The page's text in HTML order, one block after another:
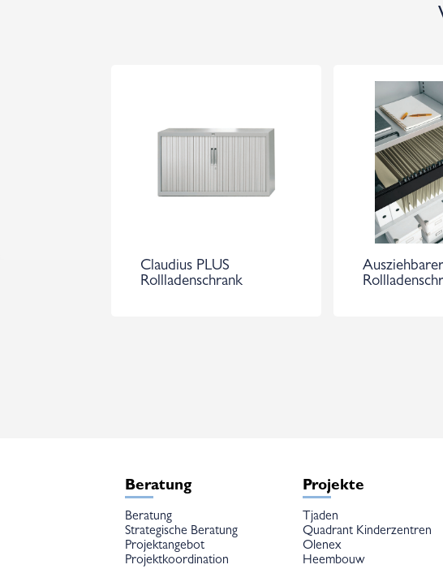
Claudius PLUS
Rollladenschrank
Ausziehbarer
Beratung
Beratung
Strategische Beratung
Projektangebot
Projektkoordination
Projekte
Tjaden
Quadrant Kinderzentren
Olenex
Heembouw